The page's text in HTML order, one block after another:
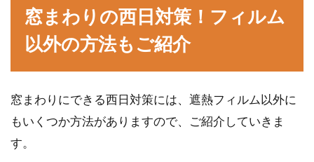
窓まわりの西日対策！フィルム
以外の方法もご紹介
窓まわりにできる西日対策には、遮熱フィルム以外に
もいくつか方法がありますので、ご紹介していきま
す。